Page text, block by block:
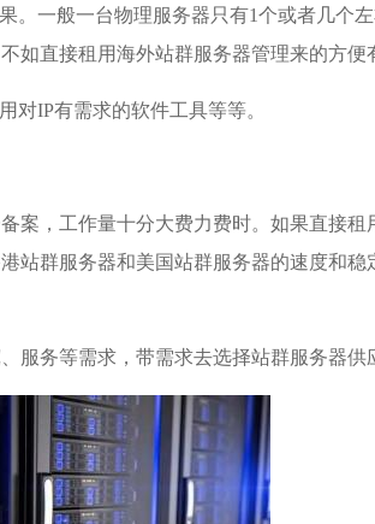
一般一台物理服务器只有1个或者几个
如直接租用海外站群服务器管理来的方便
对IP有需求的软件工具等等。
案，工作量十分大费力费时。如果直接租
站群服务器和美国站群服务器的速度和稳
服务等需求，带需求去选择站群服务器供